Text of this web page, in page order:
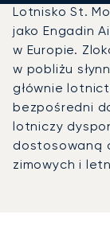
Lotnisko St.
jako Engadin
w Europie.
w pobliżu
głównie
bezpośredni
lotniczy
dostosowaną
zimowych i